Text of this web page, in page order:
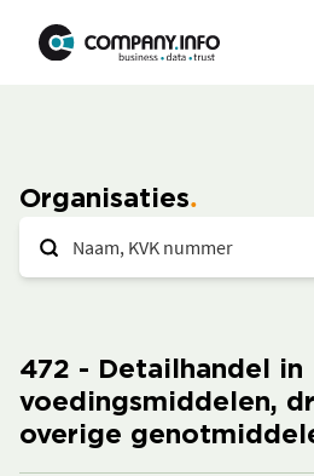
Organisaties
472 - Detailhandel in
voedingsmiddelen,
overige